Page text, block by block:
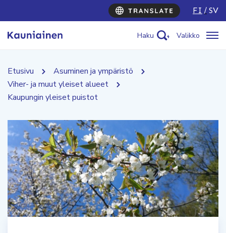
FI SV
Haku Valikko
Etusivu
Asuminen ja ympäristö
Viher- ja muut yleiset alueet
Kaupungin yleiset puistot